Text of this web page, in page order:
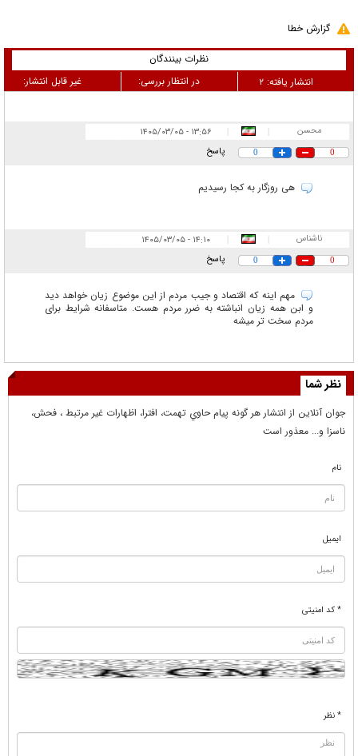
گزارش خطا
نظرات بینندگان
غیر قابل انتشار:
در انتظار بررسی: انتشار یافته:۲
محسن ۱۳:۵۶ - ۱۴۰۵/۰۳/۰۵
0
0 پاسخ
هی روزگار به کجا رسیدیم
ناشناس |
| ۱۴:۱۰ - ۱۴۰۵/۰۳/۰۵
0
0 پاسخ
مهم اینه که اقتصاد و جیب مردم از این موضوع زیان خواهد دید
و ابن همه زیان انباشته به ضرر مردم هست. متاسفانه شرایط برای
مردم سخت تر میشه
نظر شما
جوان آنلاين از انتشار هر گونه پيام حاوي تهمت، افترا، اظهارات غير مرتبط ، فحش،
ناسزا و... معذور است
نام
ایمیل
* کد امنیتی
* نظر